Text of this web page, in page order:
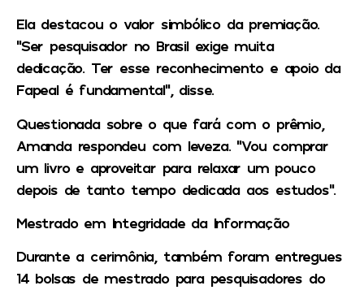
Ela destacou o valor simbólico da premiação.
“Ser pesquisador no Brasil exige muita
dedicação. Ter esse reconhecimento e apoio da
Fapeal é fundamental”, disse.
Questionada sobre o que fará com o prêmio,
Amanda respondeu com leveza. “Vou comprar
um livro e aproveitar para relaxar um pouco
depois de tanto tempo dedicada aos estudos”.
Mestrado em Integridade da Informação
Durante a cerimônia, também foram entregues
14 bolsas de mestrado para pesquisadores do